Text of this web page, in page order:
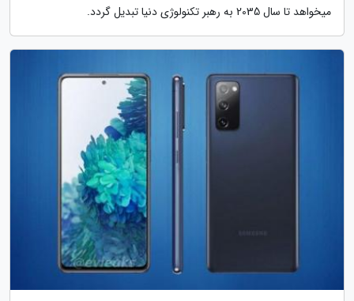
میخواهد تا سال 2035 به رهبر تکنولوژی دنیا تبدیل گردد.